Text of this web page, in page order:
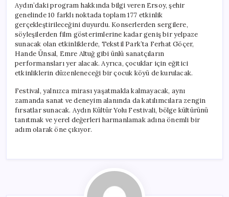
Aydın’daki program hakkında bilgi veren Ersoy, şehir
genelinde 10 farklı noktada toplam 177 etkinlik
gerçekleştirileceğini duyurdu. Konserlerden sergilere,
söyleşilerden film gösterimlerine kadar geniş bir yelpaze
sunacak olan etkinliklerde, Tekstil Park’ta Ferhat Göçer,
Hande Ünsal, Emre Altuğ gibi ünlü sanatçıların
performansları yer alacak. Ayrıca, çocuklar için eğitici
etkinliklerin düzenleneceği bir çocuk köyü de kurulacak.
Festival, yalnızca mirası yaşatmakla kalmayacak, aynı
zamanda sanat ve deneyim alanında da katılımcılara zengin
fırsatlar sunacak. Aydın Kültür Yolu Festivali, bölge kültürünü
tanıtmak ve yerel değerleri harmanlamak adına önemli bir
adım olarak öne çıkıyor.